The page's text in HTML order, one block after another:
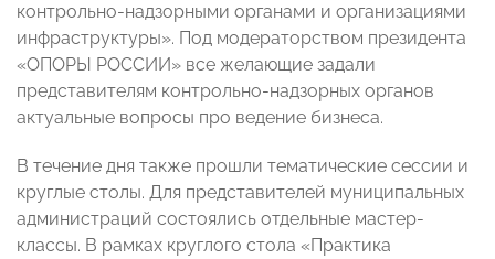
контрольно-надзорными органами и организациями
инфраструктуры». Под модераторством президента
«ОПОРЫ РОССИИ» все желающие задали
представителям контрольно-надзорных органов
актуальные вопросы про ведение бизнеса.
В течение дня также прошли тематические сессии и
круглые столы. Для представителей муниципальных
администраций состоялись отдельные мастер-
классы. В рамках круглого стола «Практика